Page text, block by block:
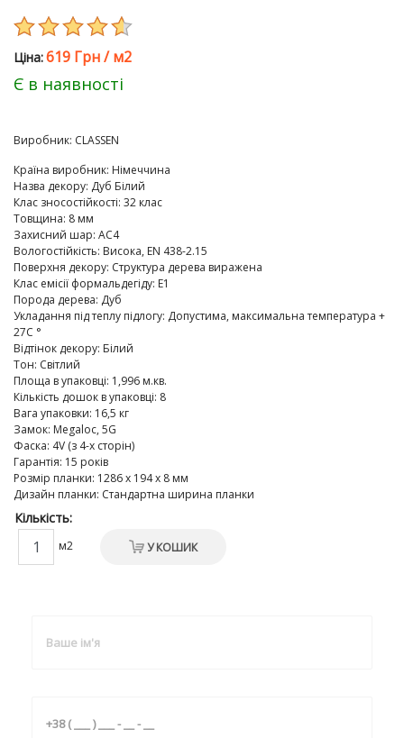
Цiна:619 Грн/м2
Є в наявності
Виробник: CLASSEN
Країна виробник: Німеччина
Назва декору: Дуб Білий
Клас зносостійкості: 32 клас
Товщина: 8 мм
Захисний шар: AC4
Вологостійкість: Висока, EN 438-2.15
Поверхня декору: Структура дерева виражена
Клас емісії формальдегіду: E1
Порода дерева: Дуб
Укладання під теплу підлогу: Допустима, максимальна температура +
27C °
Відтінок декору: Білий
Тон: Світлий
Площа в упаковці: 1,996 м.кв.
Кількість дошок в упаковці: 8
Вага упаковки: 16,5 кг
Замок: Megaloc, 5G
Фаска: 4V (з 4-х сторін)
Гарантія: 15 років
Розмір планки: 1286 х 194 х 8 мм
Дизайн планки: Стандартна ширина планки
Кількість:
м2 У КОШИК